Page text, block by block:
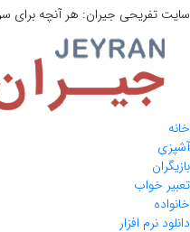
سایت تفریحی جیران: هر آنچه برای
خانه
آشپزی
بازیگران
تعبیر خواب
خانواده
دانلود نرم افزار